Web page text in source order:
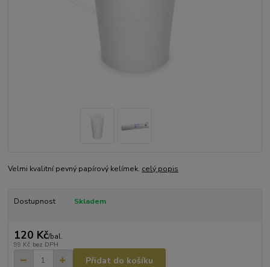
Velmi kvalitní pevný papírový kelímek. celý popis
Dostupnost Skladem
120 Kč/bal.
99 Kč bez DPH
Přidat do košíku